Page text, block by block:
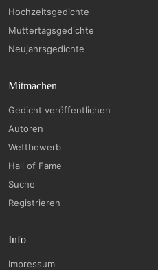
Hochzeitsgedichte
Muttertagsgedichte
Neujahrsgedichte
Mitmachen
Gedicht veröffentlichen
Autoren
Wettbewerb
Hall of Fame
Suche
Registrieren
Info
Impressum